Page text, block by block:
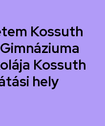
Kossuth
Kossuth
hely